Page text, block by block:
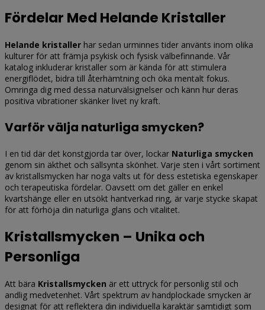
Fördelar Med Helande Kristaller
Helande kristaller har sedan urminnes tider använts inom olika
kulturer för att främja psykisk och fysisk välbefinnande. Vår
katalog inkluderar kristaller som är kända för att stimulera
energiflödet, bidra till återhämtning och öka mentalt fokus.
Omringa dig med dessa naturvälsignelser och känn hur deras
positiva vibrationer skänker livet ny kraft.
Varför välja naturliga smycken?
I en tid där det konstgjorda tar över, lockar Naturliga smycken
genom sin äkthet och sällsynta skönhet. Varje sten i vårt sortiment
av kristallsmycken har noga valts ut för dess estetiska egenskaper
och terapeutiska fördelar. Oavsett om det gäller en enkel
kvartshänge eller en utsökt hantverkad ring, är varje stycke skapat
för att förhöja din naturliga glans och vitalitet.
Kristallsmycken – Unika och
Personliga
Att bära Kristallsmycken är ett uttryck för personlig stil och
andlig medvetenhet. Vårt spektrum av handplockade smycken är
designat för att reflektera din individuella karaktär samtidigt som